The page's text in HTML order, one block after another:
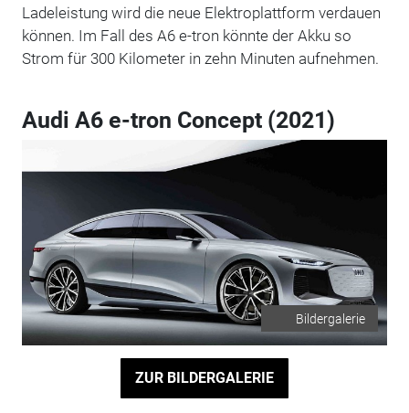
Ladeleistung wird die neue Elektroplattform verdauen
können. Im Fall des A6 e-tron könnte der Akku so
Strom für 300 Kilometer in zehn Minuten aufnehmen.
Audi A6 e-tron Concept (2021)
Bildergalerie
ZUR BILDERGALERIE